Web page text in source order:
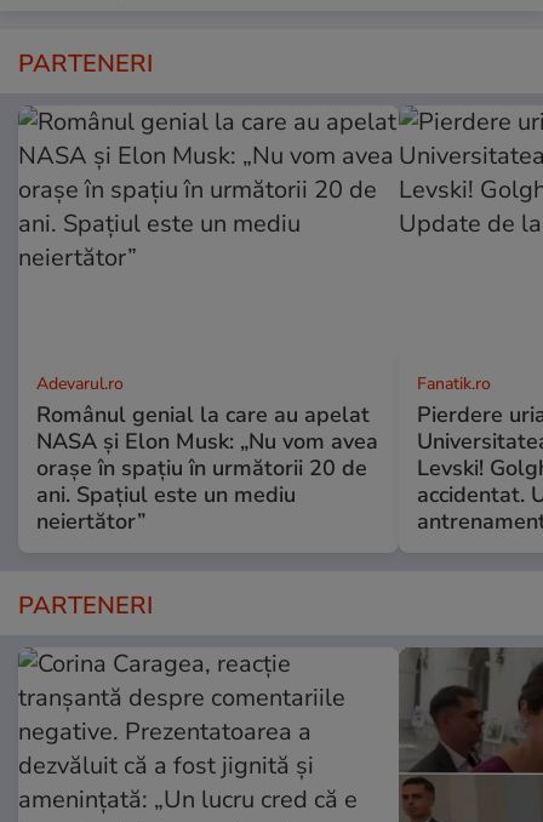
PARTENERI
Adevarul.ro
Românul genial la care au apelat
NASA și Elon Musk: „Nu vom avea
orașe în spațiu în următorii 20 de
ani. Spațiul este un mediu
neiertător”
Fanatik.ro
Pierdere
Levski!
accidentat.
PARTENERI